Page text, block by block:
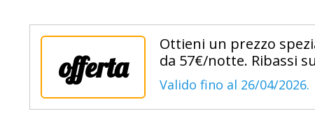
offerta
Ottieni un prezzo
da 57€/notte. Ribassi
Valido fino al 26/04/2026.